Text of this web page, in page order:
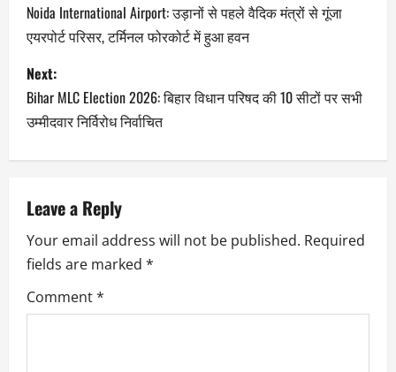
Noida International Airport: उड़ानों से पहले वैदिक मंत्रों से गूंजा
एयरपोर्ट परिसर, टर्मिनल फोरकोर्ट में हुआ हवन
Next:
Bihar MLC Election 2026: बिहार विधान परिषद की 10 सीटों पर सभी
उम्मीदवार निर्विरोध निर्वाचित
Leave a Reply
Your email address will not be published. Required
fields are marked *
Comment*